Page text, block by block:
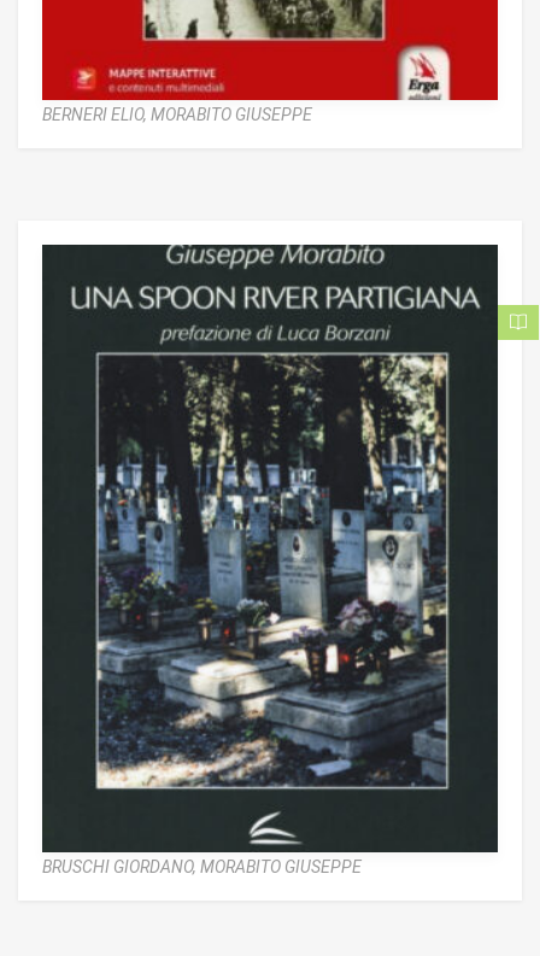
BERNERI ELIO, MORABITO GIUSEPPE
BRUSCHI GIORDANO, MORABITO GIUSEPPE